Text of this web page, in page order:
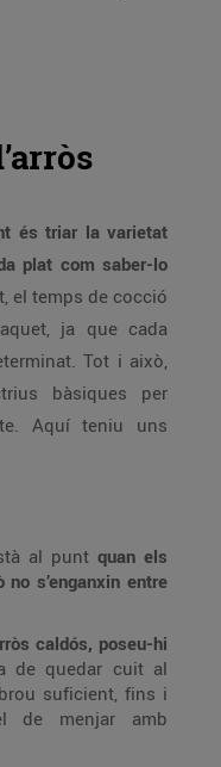
és triar la varietat
plat com saber-lo
el temps de cocció
ja que cada
Tot i això,
bàsiques per
Aquí teniu uns
al punt quan els
s’enganxin entre
caldós, poseu-hi
de quedar cuit al
suficient, fins i
de menjar amb